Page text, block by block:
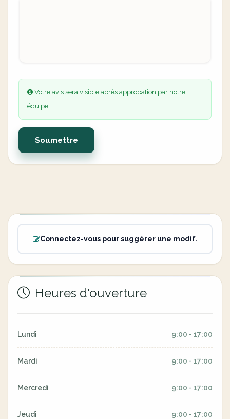
Votre avis sera visible après approbation par notre
équipe.
Soumettre
Connectez-vous pour suggérer une modif.
Heures d'ouverture
Lundi 9:00 - 17:00
Mardi 9:00 - 17:00
Mercredi 9:00 - 17:00
Jeudi 9:00 - 17:00